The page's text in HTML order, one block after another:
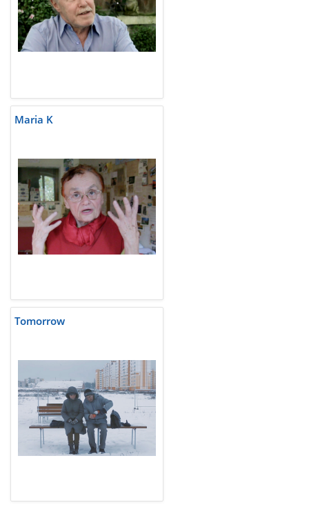
Maria K
Tomorrow